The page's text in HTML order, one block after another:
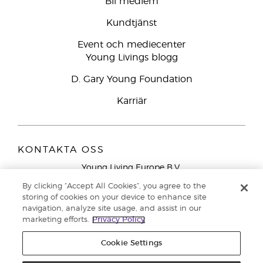
Kundtjänst
Event och mediecenter
Young Livings blogg
D. Gary Young Foundation
Karriär
KONTAKTA OSS
Young Living Europe B.V.
9727 AJ Groningen
Nederländerna
Kundtjänst – Avgiftsfritt lokalsamtal (ej från
mobiltelefon):020 793400
By clicking “Accept All Cookies”, you agree to the
storing of cookies on your device to enhance site
navigation, analyze site usage, and assist in our
marketing efforts.
Privacy Policy
Cookie Settings